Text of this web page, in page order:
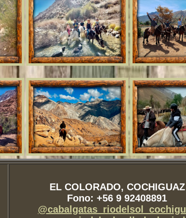
EL COLORADO, COCHIGUAZ
Fono: +56 9 92408891